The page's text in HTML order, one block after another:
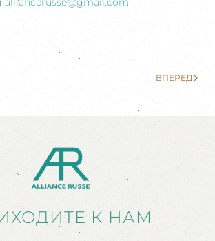
ВПЕРЕД
К НАМ